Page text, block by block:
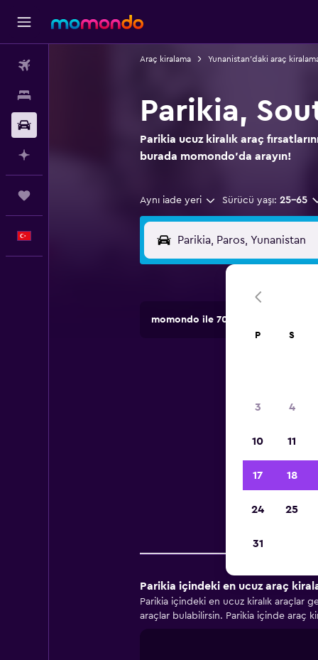
Araç kiralama Yunanistan'daki araç
Parikia,
Parikia ucuz kiralık araç
burada momondo'da arayın!
Aynı iade yeri Sürücü yaşı: 25-65
momondo ile 70.000'den fazla
Parikia içindeki en ucuz araç
Parikia içindeki en ucuz kiralık araçlar
araçlar bulabilirsin. Parikia içinde araç
P S
3 4
10 11
17 18
24 25
31